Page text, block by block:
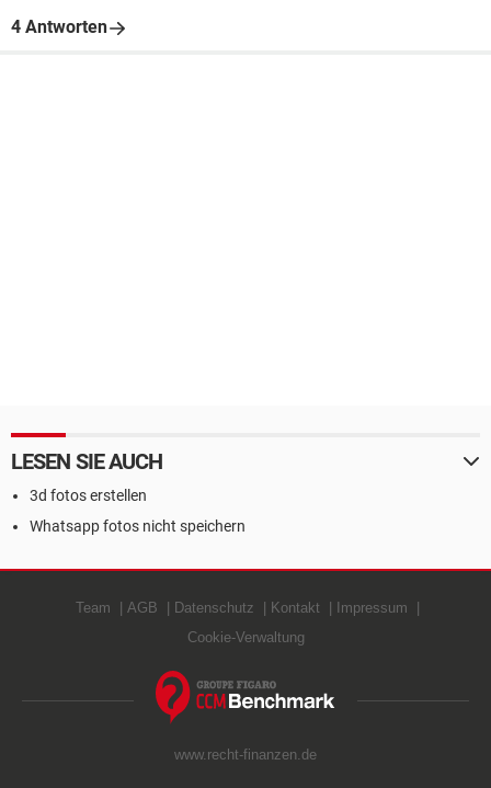
4 Antworten
LESEN SIE AUCH
3d fotos erstellen
Whatsapp fotos nicht speichern
Team AGB Datenschutz Kontakt
Impressum
Cookie-Verwaltung
www.recht-finanzen.de